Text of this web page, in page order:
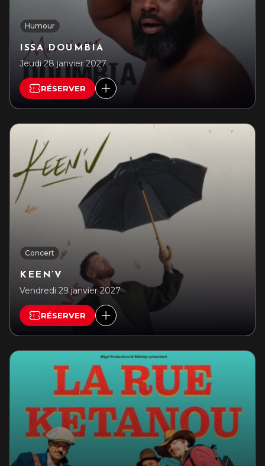
Humour
ISSA DOUMBIA
Jeudi 28 janvier 2027
RÉSERVER
Concert
KEEN’V
Vendredi 29 janvier 2027
RÉSERVER